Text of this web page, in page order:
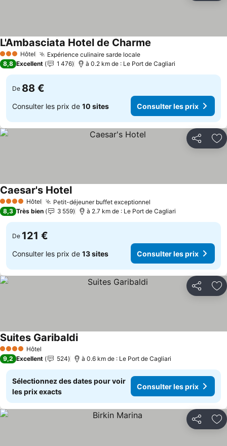
3 ÉtoilesHôtel Expérience culinaire sarde locale
L'Ambasciata Hotel de Charme
8,8 Excellent 1 476 à 0.2 km de : Le Port de Cagliari
De 88 €
Consulter les prix de 10 sites Consulter les prix
Partager
4 Étoiles Hôtel Petit-déjeuner buffet exceptionnel
Caesar's Hotel
8,3 Très bien 3 559 à 2.7 km de : Le Port de Cagliari
De 121 €
Consulter les prix de 13 sites Consulter les prix
Partager
4 Étoiles Hôtel
Suites Garibaldi
9,2 Excellent 524 à 0.6 km de : Le Port de Cagliari
Sélectionnez des dates pour voir
les prix exacts
Consulter les prix
Partager